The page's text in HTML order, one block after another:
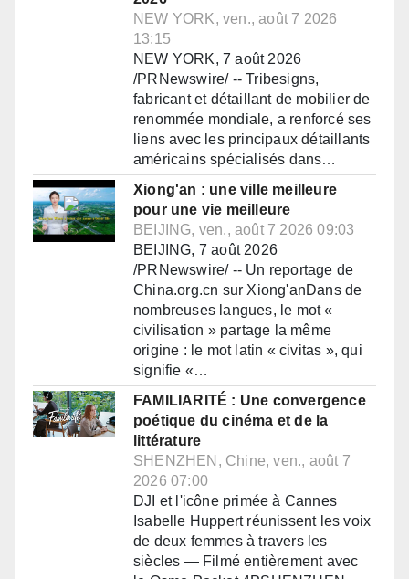
NEW YORK, ven., août 7 2026
13:15
NEW YORK, 7 août 2026
/PRNewswire/ -- Tribesigns,
fabricant et détaillant de mobilier de
renommée mondiale, a renforcé ses
liens avec les principaux détaillants
américains spécialisés dans…
Xiong'an : une ville meilleure
pour une vie meilleure
BEIJING, ven., août 7 2026 09:03
BEIJING, 7 août 2026
/PRNewswire/ -- Un reportage de
China.org.cn sur Xiong'anDans de
nombreuses langues, le mot «
civilisation » partage la même
origine : le mot latin « civitas », qui
signifie «…
FAMILIARITÉ : Une convergence
poétique du cinéma et de la
littérature
SHENZHEN, Chine, ven., août 7
2026 07:00
DJI et l'icône primée à Cannes
Isabelle Huppert réunissent les voix
de deux femmes à travers les
siècles — Filmé entièrement avec